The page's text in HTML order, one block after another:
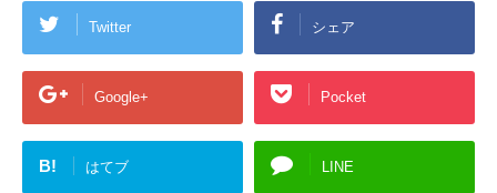
Twitter シェア
Google+ Pocket
B! はてブ LINE